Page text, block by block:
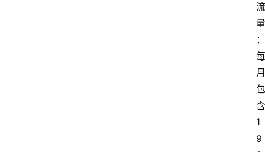
流
量
：
每
月
包
含
1
9